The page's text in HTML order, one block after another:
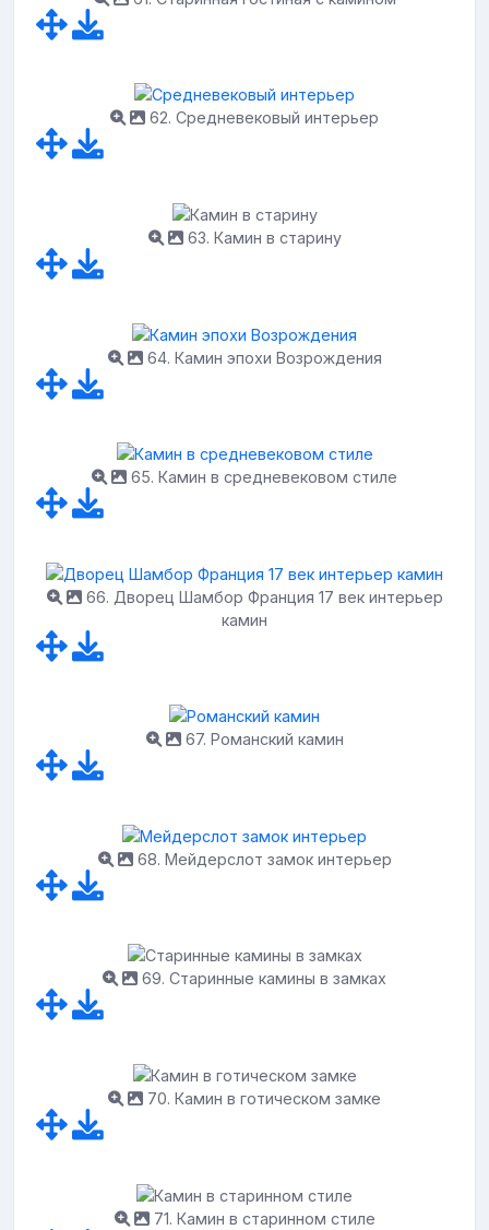
62. Средневековый интерьер
63. Камин в старину
64. Камин эпохи Возрождения
65. Камин в средневековом стиле
66. Дворец Шамбор Франция 17 век интерьер
камин
67. Романский камин
68. Мейдерслот замок интерьер
69. Старинные камины в замках
70. Камин в готическом замке
71. Камин в старинном стиле